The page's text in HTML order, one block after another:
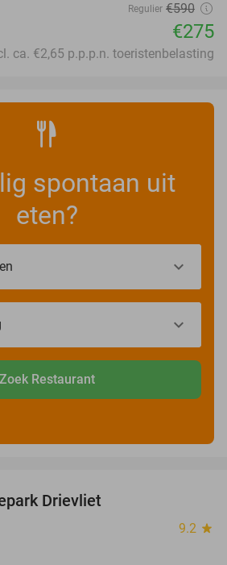
Regulier €590
€275
ca. €2,65 p.p.p.n. toeristenbelasting
spontaan uit
eten?
Zoek Restaurant
Drievliet
9.2 star